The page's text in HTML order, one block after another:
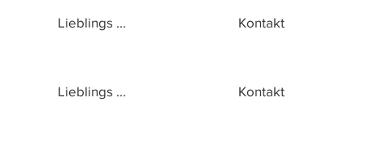
Lieblings ... Kontakt
Lieblings ... Kontakt